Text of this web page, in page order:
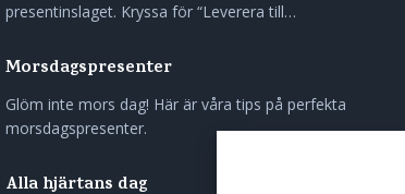
presentinslaget. Kryssa för “Leverera till…
Morsdagspresenter
Glöm inte mors dag! Här är våra tips på perfekta
morsdagspresenter.
Alla hjärtans dag